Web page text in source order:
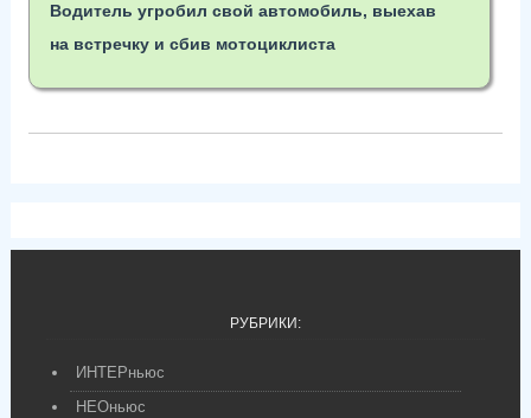
Водитель угробил свой автомобиль, выехав
на встречку и сбив мотоциклиста
РУБРИКИ:
ИНТЕРньюс
НЕОньюс